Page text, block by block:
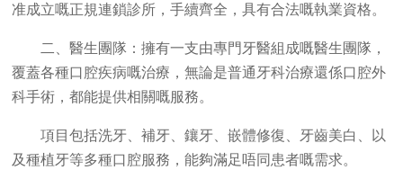
准成立嘅正規連鎖診所，手續齊全，具有合法嘅執業資格。
二、醫生團隊：擁有一支由專門牙醫組成嘅醫生團隊，
覆蓋各種口腔疾病嘅治療，無論是普通牙科治療還係口腔外
科手術，都能提供相關嘅服務。
項目包括洗牙、補牙、鑲牙、嵌體修復、牙齒美白、以
及種植牙等多種口腔服務，能夠滿足唔同患者嘅需求。